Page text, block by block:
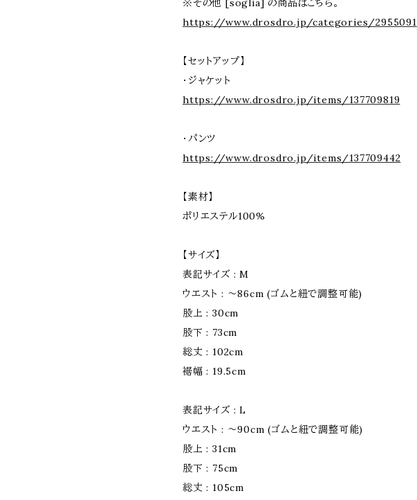
※その他 [soglia] の商品はこちら。
https://www.drosdro.jp/categories/2955091
【セットアップ】
・ジャケット
https://www.drosdro.jp/items/137709819
・パンツ
https://www.drosdro.jp/items/137709442
【素材】
ポリエステル100%
【サイズ】
表記サイズ : M
ウエスト : 〜86cm (ゴムと紐で調整可能)
股上 : 30cm
股下 : 73cm
総丈 : 102cm
裾幅 : 19.5cm
表記サイズ : L
ウエスト : 〜90cm (ゴムと紐で調整可能)
股上 : 31cm
股下 : 75cm
総丈 : 105cm